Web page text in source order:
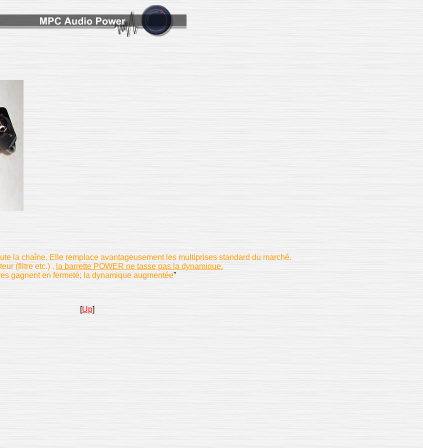
la chaîne. Elle remplace avantageusement les multiprises standard du marché.
(filtre etc.) , la barrette POWER ne tasse pas la dynamique.
gagnent en fermeté; la dynamique augmentée"
[Up]